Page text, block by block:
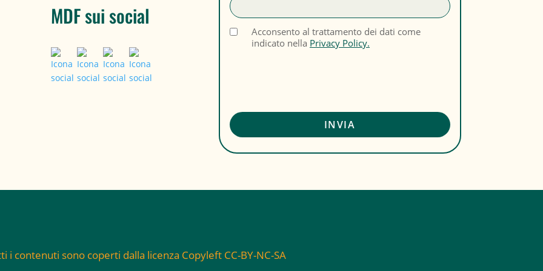
MDF sui social
Acconsento al trattamento dei dati come
indicato nella Privacy Policy.
i contenuti sono coperti dalla licenza Copyleft CC-BY-NC-SA